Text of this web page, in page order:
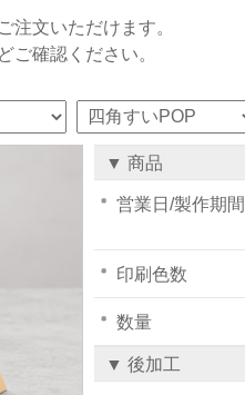
注文いただけます。
ご確認ください。
▼ 商品
営業日/製作期間
印刷色数
数量
▼ 後加工